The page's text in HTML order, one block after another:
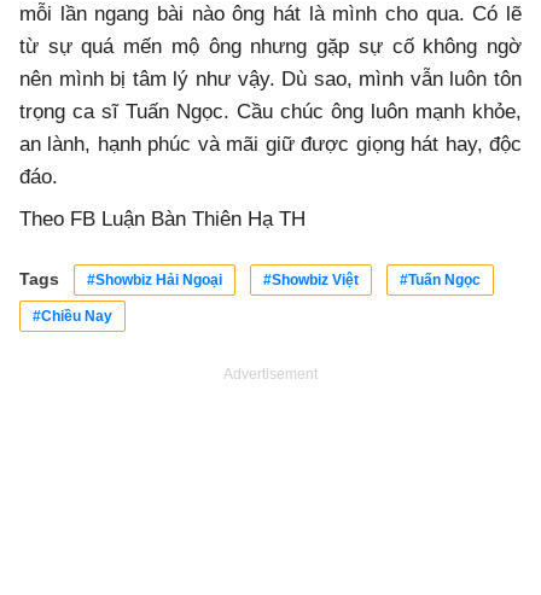
mỗi lần ngang bài nào ông hát là mình cho qua. Có lẽ
từ sự quá mến mộ ông nhưng gặp sự cố không ngờ
nên mình bị tâm lý như vậy. Dù sao, mình vẫn luôn tôn
trọng ca sĩ Tuấn Ngọc. Cầu chúc ông luôn mạnh khỏe,
an lành, hạnh phúc và mãi giữ được giọng hát hay, độc
đáo.
Theo FB Luận Bàn Thiên Hạ TH
Tags #Showbiz Hải Ngoại #Showbiz Việt #Tuấn Ngọc
#Chiều Nay
Advertisement